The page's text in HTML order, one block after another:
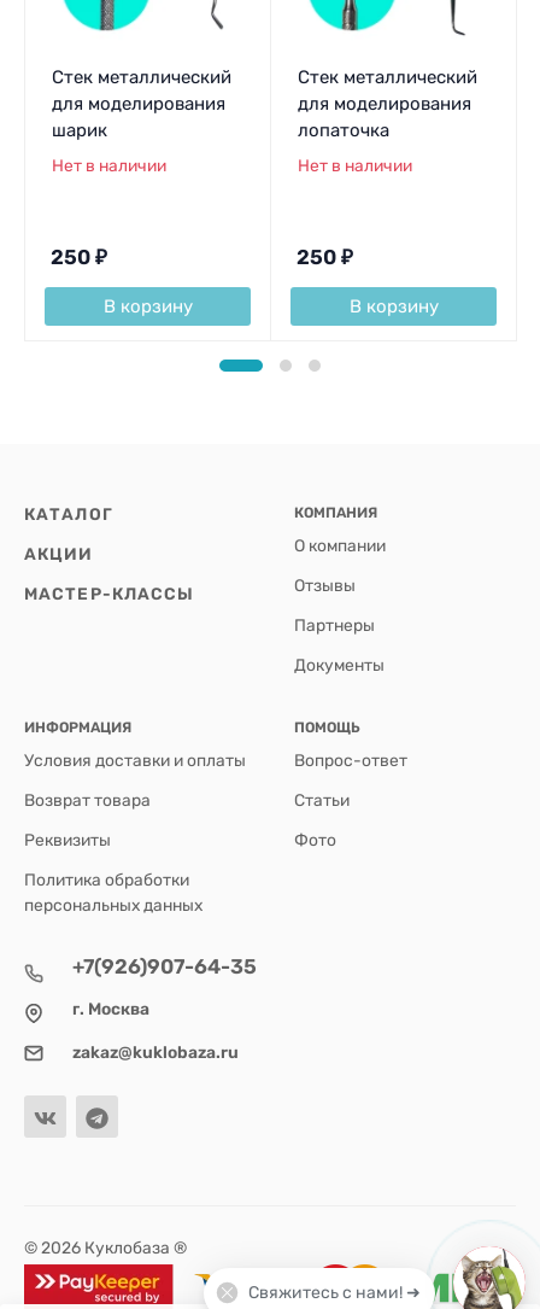
Стек металлический
для моделирования
шарик
Нет в наличии
250 ₽
В корзину
Стек металлический
для моделирования
лопаточка
Нет в наличии
250 ₽
В корзину
КАТАЛОГ
АКЦИИ
МАСТЕР-КЛАССЫ
КОМПАНИЯ
О компании
Отзывы
Партнеры
Документы
ИНФОРМАЦИЯ
Условия доставки и оплаты
Возврат товара
Реквизиты
Политика обработки
персональных данных
ПОМОЩЬ
Вопрос-ответ
Статьи
Фото
+7(926)907-64-35
г. Москва
zakaz@kuklobaza.ru
© 2026 Куклобаза ®
Свяжитесь с нами! ➜